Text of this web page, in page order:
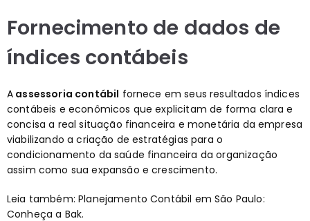
Fornecimento de dados de
índices contábeis
A assessoria contábil fornece em seus resultados índices
contábeis e econômicos que explicitam de forma clara e
concisa a real situação financeira e monetária da empresa
viabilizando a criação de estratégias para o
condicionamento da saúde financeira da organização
assim como sua expansão e crescimento.
Leia também:Planejamento Contábil em São Paulo:
Conheça a Bak.